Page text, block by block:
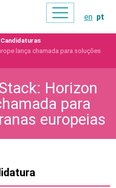
en pt
Candidaturas
lança chamada para soluções
Horizon
para
europeias